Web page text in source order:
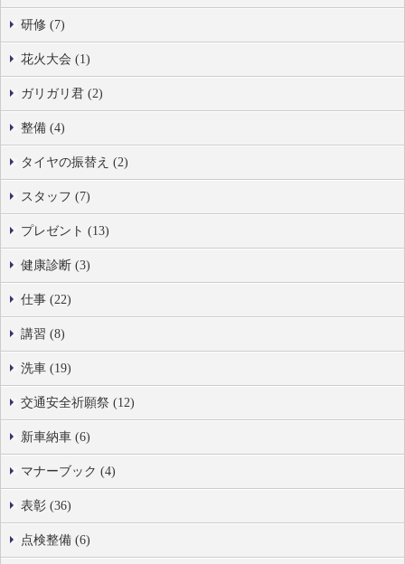
研修 (7)
花火大会 (1)
ガリガリ君 (2)
整備 (4)
タイヤの振替え (2)
スタッフ (7)
プレゼント (13)
健康診断 (3)
仕事 (22)
講習 (8)
洗車 (19)
交通安全祈願祭 (12)
新車納車 (6)
マナーブック (4)
表彰 (36)
点検整備 (6)